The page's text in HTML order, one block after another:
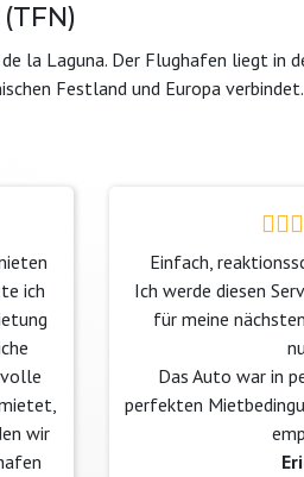
la Laguna. Der Flughafen liegt in
Festland und Europa verbindet.
ich
wir
Einfach,
Ich werde diesen
für meine
Das Auto war in
perfekten